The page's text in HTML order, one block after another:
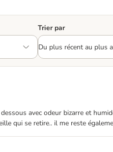
Trier par
avec odeur bizarre et
qui se retire.. il me reste